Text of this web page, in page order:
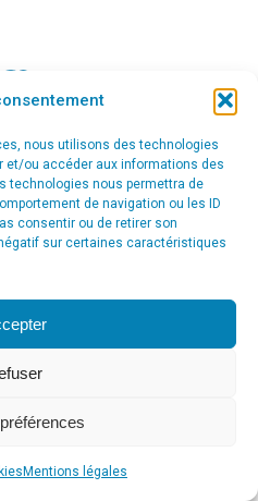
nous utilisons des technologies
et/ou accéder aux informations des
technologies nous permettra de
de navigation ou les ID
consentir ou de retirer son
sur certaines caractéristiques
Mentions légales
[ Agence CS ] - Conseil en
et marketing à Ath